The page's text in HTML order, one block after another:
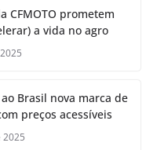
CFMOTO prometem
a vida no agro
Brasil nova marca de
preços acessíveis
2025